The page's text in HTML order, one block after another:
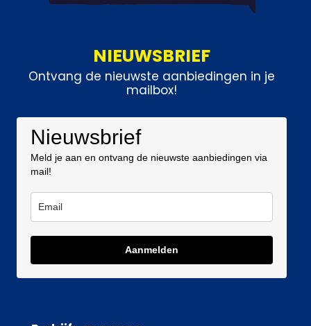
NIEUWSBRIEF
Ontvang de nieuwste aanbiedingen in je
mailbox!
Nieuwsbrief
Meld je aan en ontvang de nieuwste aanbiedingen via
mail!
Aanmelden